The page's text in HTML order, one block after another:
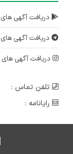
فارس
دریافت آگهی
دریافت آگهی های
دریافت آگهی های
تلفن تماس :
رایانامه :